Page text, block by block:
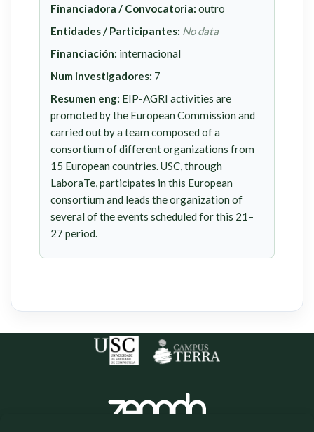
Financiadora / Convocatoria: outro
Entidades / Participantes: No data
Financiación: internacional
Num investigadores: 7
Resumen eng: EIP-AGRI activities are
promoted by the European Commission and
carried out by a team composed of a
consortium of different organizations from
15 European countries. USC, through
LaboraTe, participates in this European
consortium and leads the organization of
several of the events scheduled for this 21–
27 period.